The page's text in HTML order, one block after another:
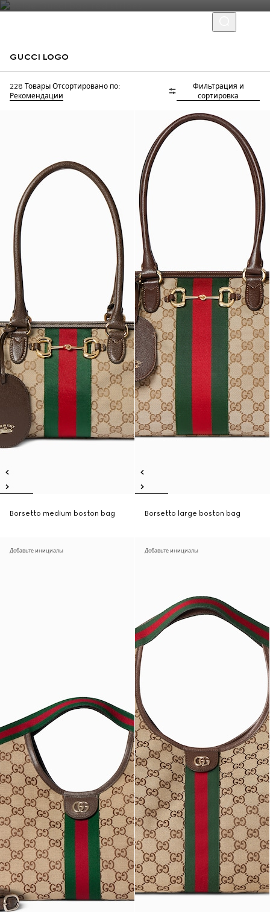
GUCCI LOGO
228 Товары Отсортировано по:
Рекомендации
Фильтрация и
сортировка
Добавьте инициалы
Borsetto medium boston bag
Добавьте инициалы
Borsetto large boston bag
Добавьте инициалы Добавьте инициалы